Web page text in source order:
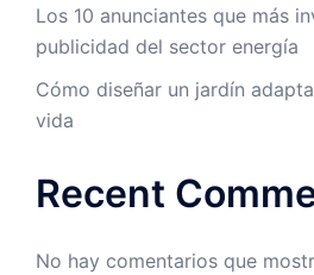
Los 10 anunciantes que más
publicidad del sector energía
Cómo diseñar un jardín
vida
Recent
No hay comentarios que